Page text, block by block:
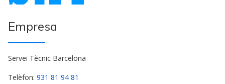
Empresa
Servei Tècnic Barcelona
Telèfon: 931 81 94 81